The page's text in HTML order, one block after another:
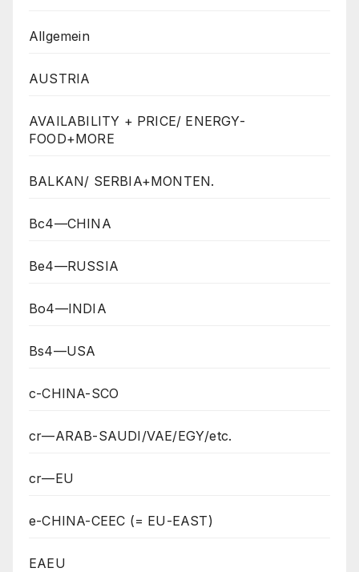
Allgemein
AUSTRIA
AVAILABILITY + PRICE/ ENERGY-
FOOD+MORE
BALKAN/ SERBIA+MONTEN.
Bc4—CHINA
Be4—RUSSIA
Bo4—INDIA
Bs4—USA
c-CHINA-SCO
cr—ARAB-SAUDI/VAE/EGY/etc.
cr—EU
e-CHINA-CEEC (= EU-EAST)
EAEU